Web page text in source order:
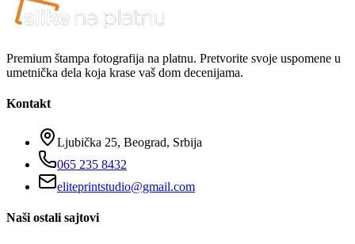
Premium štampa fotografija na platnu. Pretvorite svoje uspomene u
umetnička dela koja krase vaš dom decenijama.
Kontakt
Ljubička 25, Beograd, Srbija
065 235 8432
eliteprintstudio@gmail.com
Naši ostali sajtovi